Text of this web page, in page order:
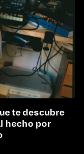
te descubre
hecho por